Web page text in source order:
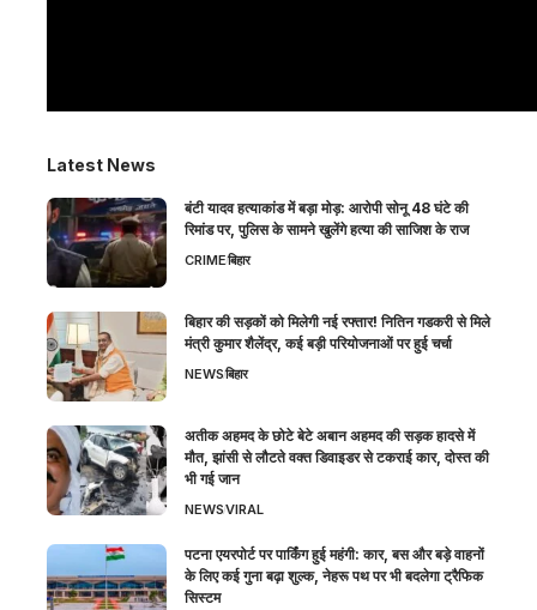
Latest News
बंटी यादव हत्याकांड में बड़ा मोड़: आरोपी सोनू 48 घंटे की
रिमांड पर, पुलिस के सामने खुलेंगे हत्या की साजिश के राज
CRIMEबिहार
बिहार की सड़कों को मिलेगी नई रफ्तार! नितिन गडकरी से मिले
मंत्री कुमार शैलेंद्र, कई बड़ी परियोजनाओं पर हुई चर्चा
NEWSबिहार
अतीक अहमद के छोटे बेटे अबान अहमद की सड़क हादसे में
मौत, झांसी से लौटते वक्त डिवाइडर से टकराई कार, दोस्त की
भी गई जान
NEWSVIRAL
पटना एयरपोर्ट पर पार्किंग हुई महंगी: कार, बस और बड़े वाहनों
के लिए कई गुना बढ़ा शुल्क, नेहरू पथ पर भी बदलेगा ट्रैफिक
सिस्टम